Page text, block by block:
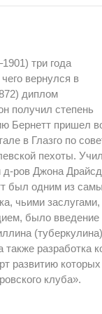
три года
вернулся в
диплом
получил степень
Бернетт пришел
в Глазго по
пехоты.
ров Джона
был одним из
чьими
было введение
также разработка
развитию
клуба».